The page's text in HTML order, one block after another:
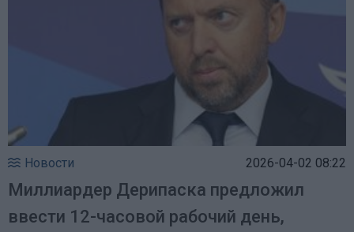
Новости 2026-04-02 08:22
Миллиардер Дерипаска предложил
ввести 12-часовой рабочий день,